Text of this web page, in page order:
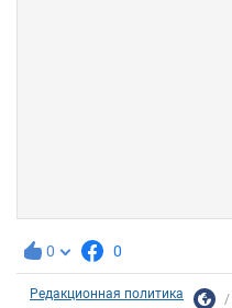
0 0
Редакционная политика